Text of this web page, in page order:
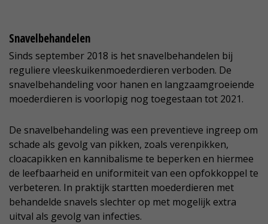
Snavelbehandelen
Sinds september 2018 is het snavelbehandelen bij
reguliere vleeskuikenmoederdieren verboden. De
snavelbehandeling voor hanen en langzaamgroeiende
moederdieren is voorlopig nog toegestaan tot 2021.
De snavelbehandeling was een preventieve ingreep om
schade als gevolg van pikken, zoals verenpikken,
cloacapikken en kannibalisme te beperken en hiermee
de leefbaarheid en uniformiteit van een opfokkoppel te
verbeteren. In praktijk startten moederdieren met
behandelde snavels slechter op met mogelijk extra
uitval als gevolg van infecties.